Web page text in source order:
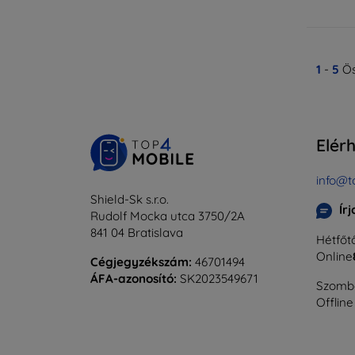
1 - 5
Shield-Sk s.r.o.
Rudolf Mocka utca 3750/2A
841 04 Bratislava
Cégjegyzékszám: 46701494
ÁFA-azonosító: SK2023549671
Online
Offline